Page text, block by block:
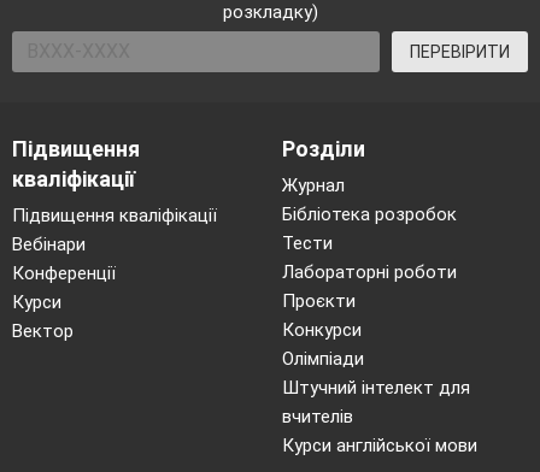
розкладку)
ПЕРЕВІРИТИ
Підвищення
кваліфікації
Підвищення кваліфікації
Вебінари
Конференції
Курси
Вектор
Розділи
Журнал
Бібліотека розробок
Тести
Лабораторні роботи
Проєкти
Конкурси
Олімпіади
Штучний інтелект для
вчителів
Курси англійської мови